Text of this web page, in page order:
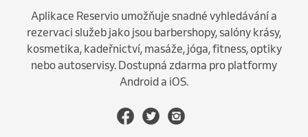
Aplikace Reservio umožňuje snadné vyhledávání a
rezervaci služeb jako jsou barbershopy, salóny krásy,
kosmetika, kadeřnictví, masáže, jóga, fitness, optiky
nebo autoservisy. Dostupná zdarma pro platformy
Android a iOS.